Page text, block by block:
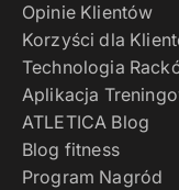
Opinie Klientów
Korzyści dla
Technologia
Aplikacja
ATLETICA Blog
Blog fitness
Program Nagród